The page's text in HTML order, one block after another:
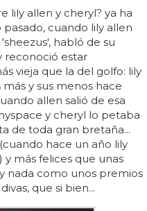
lily allen y cheryl? ya ha
cuando lily allen
habló de su
reconoció estar
vieja que la del golfo: lily
y sus menos hace
allen salió de esa
y cheryl lo petaba
de toda gran bretaña...
hace un año lily
más felices que unas
nada como unos premios
que si bien...